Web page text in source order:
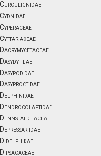
Curculionidae
Cydnidae
Cyperaceae
Cyttariaceae
Dacrymycetaceae
Dasydytidae
Dasypodidae
Dasyproctidae
Delphinidae
Dendrocolaptidae
Dennstaedtiaceae
Depressariidae
Didelphidae
Dipsacaceae